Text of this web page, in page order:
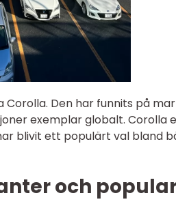
Corolla. Den har funnits på
exemplar globalt. Corolla
blivit ett populärt val bland
och